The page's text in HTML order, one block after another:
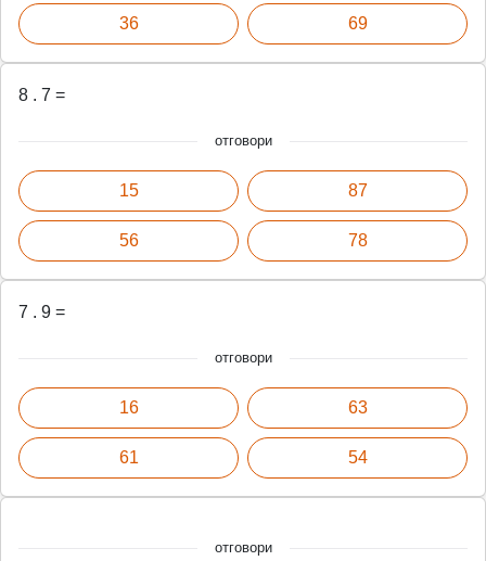
36 69
8 . 7 =
отговори
15
56
87
78
7 . 9 =
отговори
16
61
63
54
отговори